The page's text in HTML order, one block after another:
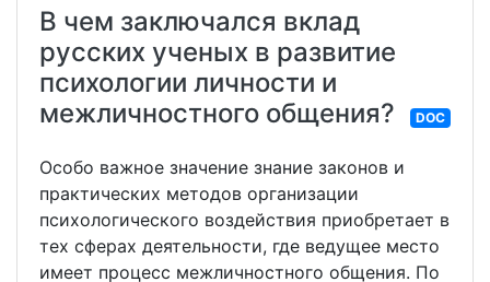
В чем заключался вклад
русских ученых в развитие
психологии личности и
межличностного общения?
DOC
Особо важное значение знание законов и
практических методов организации
психологического воздействия приобретает в
тех сферах деятельности, где ведущее место
имеет процесс межличностного общения. По